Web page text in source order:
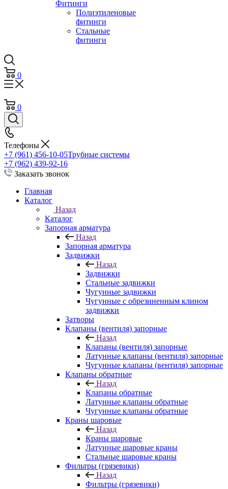
Фитинги
Полиэтиленовые
фитинги
Стальные
фитинги
0
0
Телефоны
+7 (961) 456-10-05Трубные системы
+7 (962) 439-92-16
Заказать звонок
Главная
Каталог
Назад
Каталог
Запорная арматура
Назад
Запорная арматура
Задвижки
Назад
Задвижки
Стальные задвижки
Чугунные задвижки
Чугунные с обрезиненным клином
задвижки
Затворы
Клапаны (вентиля) запорные
Назад
Клапаны (вентиля) запорные
Латунные клапаны (вентиля) запорные
Чугунные клапаны (вентиля) запорные
Клапаны обратные
Назад
Клапаны обратные
Латунные клапаны обратные
Чугунные клапаны обратные
Краны шаровые
Назад
Краны шаровые
Латунные шаровые краны
Стальные шаровые краны
Фильтры (грязевики)
Назад
Фильтры (грязевики)